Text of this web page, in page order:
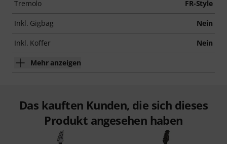
Tremolo FR-Style
Inkl. Gigbag Nein
Inkl. Koffer Nein
Mehr anzeigen
Das kauften Kunden, die sich dieses
Produkt angesehen haben